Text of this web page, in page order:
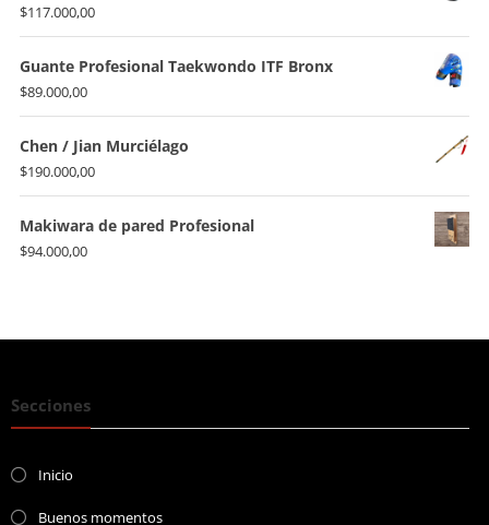
$176.000,00.$155.000,00.
$117.000,00
Guante Profesional Taekwondo ITF Bronx
$89.000,00
Chen / Jian Murciélago
$190.000,00
Makiwara de pared Profesional
$94.000,00
Secciones
Inicio
Buenos momentos